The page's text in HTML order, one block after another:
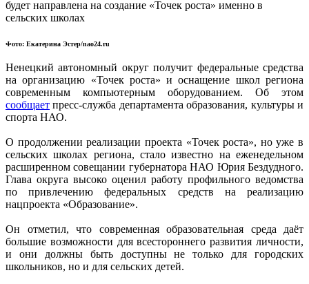
будет направлена на создание «Точек роста» именно в
сельских школах
Фото: Екатерина Эстер/nao24.ru
Ненецкий автономный округ получит федеральные средства
на организацию «Точек роста» и оснащение школ региона
современным компьютерным оборудованием. Об этом
сообщает пресс-служба департамента образования, культуры и
спорта НАО.
О продолжении реализации проекта «Точек роста», но уже в
сельских школах региона, стало известно на еженедельном
расширенном совещании губернатора НАО Юрия Бездудного.
Глава округа высоко оценил работу профильного ведомства
по привлечению федеральных средств на реализацию
нацпроекта «Образование».
Он отметил, что современная образовательная среда даёт
большие возможности для всестороннего развития личности,
и они должны быть доступны не только для городских
школьников, но и для сельских детей.